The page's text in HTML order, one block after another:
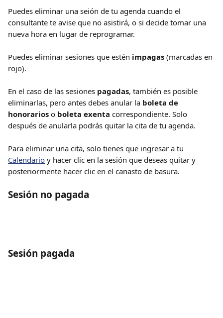
Puedes eliminar una seión de tu agenda cuando el
consultante te avise que no asistirá, o si decide tomar una
nueva hora en lugar de reprogramar.
Puedes eliminar sesiones que estén impagas (marcadas en
rojo).
En el caso de las sesiones pagadas, también es posible
eliminarlas, pero antes debes anular la boleta de
honorarios o boleta exenta correspondiente. Solo
después de anularla podrás quitar la cita de tu agenda.
Para eliminar una cita, solo tienes que ingresar a tu
Calendario y hacer clic en la sesión que deseas quitar y
posteriormente hacer clic en el canasto de basura.
Sesión no pagada
Sesión pagada